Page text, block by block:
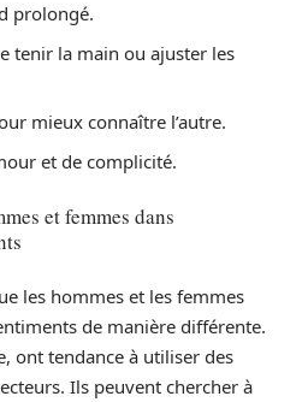
prolongé.
tenir la main ou ajuster les
mieux connaître l’autre.
et de complicité.
et femmes dans
les hommes et les femmes
de manière différente.
ont tendance à utiliser des
Ils peuvent chercher à